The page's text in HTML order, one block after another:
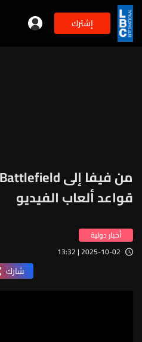
إشترك
قواعد ألعاب الفيديو
أخبار دولية
2025-10-02 | 13:32
شارك